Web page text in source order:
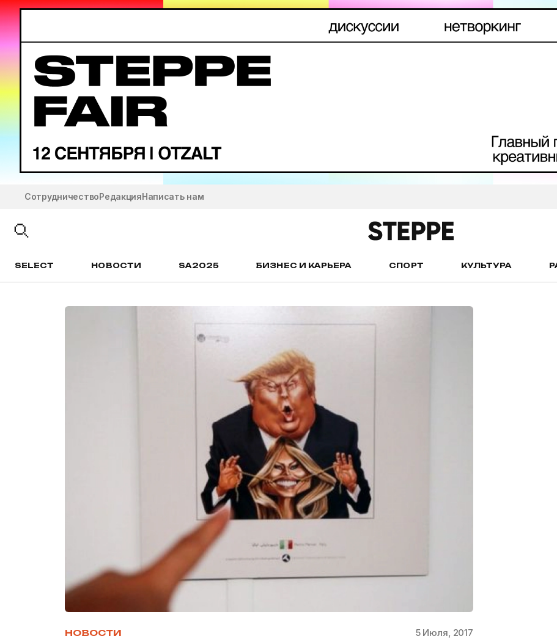
СотрудничествоРедакцияНаписать нам
SELECT НОВОСТИ SA2025 БИЗНЕС И КАРЬЕРА СПОРТ КУЛЬТУРА
НОВОСТИ 5 Июля, 2017